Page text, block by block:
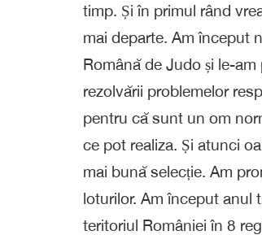
timp. Și în primul rând
mai departe. Am început
Română de Judo și le-
rezolvării problemelor
pentru că sunt un om
ce pot realiza. Și atunci
mai bună selecție. Am
loturilor. Am început anul
teritoriul României în 8